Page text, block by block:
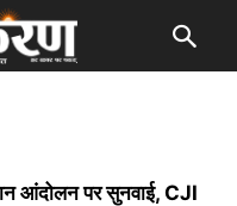
आंदोलन पर सुनवाई, CJI